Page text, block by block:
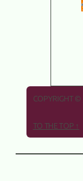
COPYRIGHT ©
TO THE TOP ↑